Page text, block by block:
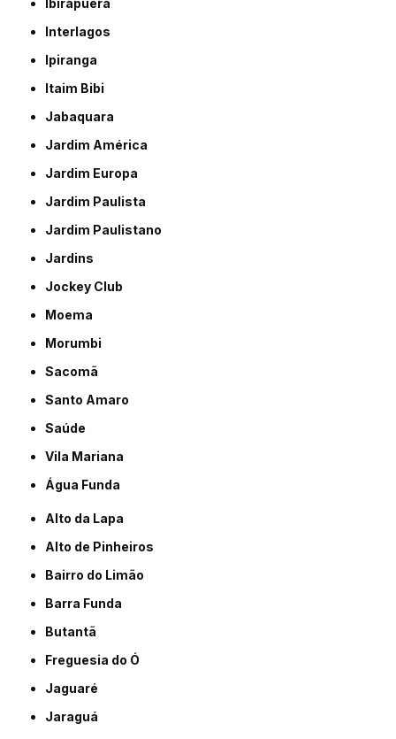
Ibirapuera
Interlagos
Ipiranga
Itaim Bibi
Jabaquara
Jardim América
Jardim Europa
Jardim Paulista
Jardim Paulistano
Jardins
Jockey Club
Moema
Morumbi
Sacomã
Santo Amaro
Saúde
Vila Mariana
Água Funda
Alto da Lapa
Alto de Pinheiros
Bairro do Limão
Barra Funda
Butantã
Freguesia do Ó
Jaguaré
Jaraguá